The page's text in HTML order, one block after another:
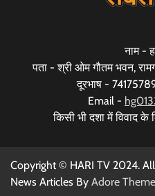
नाम -
पता - श्री ओम गौतम भवन,
दूरभाष -
Email -
किसी भी दशा में विवाद के
Copyright © HARI TV 2024.
News Articles By Adore